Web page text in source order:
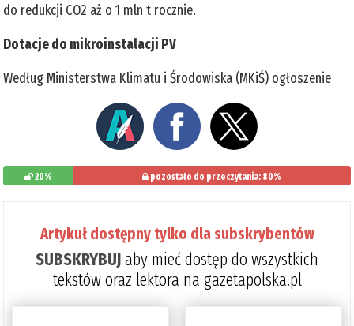
do redukcji CO2 aż o 1 mln t rocznie.
Dotacje do mikroinstalacji PV
Według Ministerstwa Klimatu i Środowiska (MKiŚ) ogłoszenie
20% pozostało do przeczytania: 80%
Artykuł dostępny tylko dla subskrybentów
SUBSKRYBUJaby mieć dostęp do wszystkich
tekstów oraz lektora na gazetapolska.pl